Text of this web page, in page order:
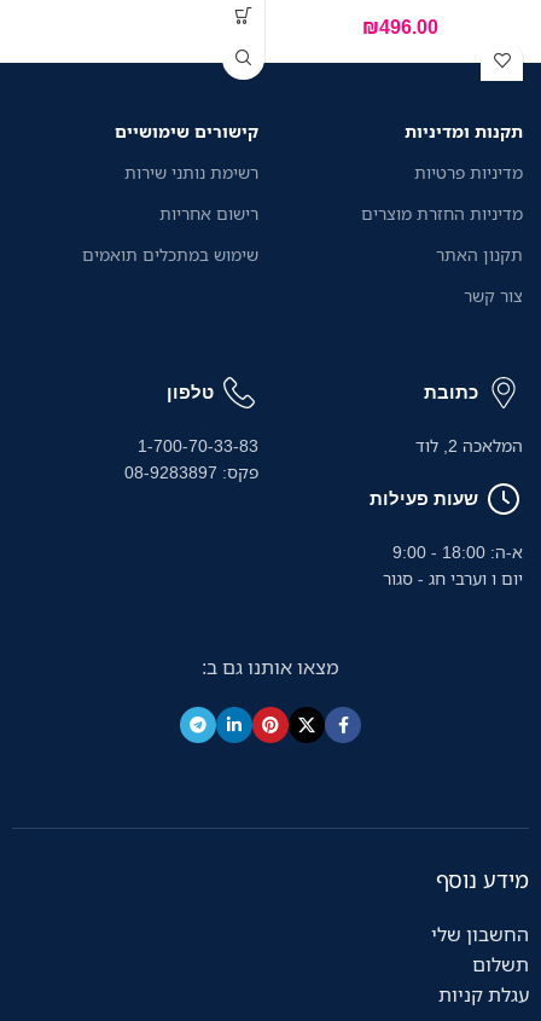
₪496.00
תקנות ומדיניות
מדיניות פרטיות
מדיניות החזרת מוצרים
תקנון האתר
צור קשר
קישורים שימושיים
רשימת נותני שירות
רישום אחריות
שימוש במתכלים תואמים
כתובת
המלאכה 2, לוד
שעות פעילות
א-ה: 18:00 - 9:00
יום ו וערבי חג - סגור
טלפון
1-700-70-33-83
פקס: 08-9283897
מצאו אותנו גם ב:
מידע נוסף
החשבון שלי
תשלום
עגלת קניות